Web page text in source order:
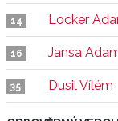
14 Locker
16 Jansa
35 Dusil Vílém